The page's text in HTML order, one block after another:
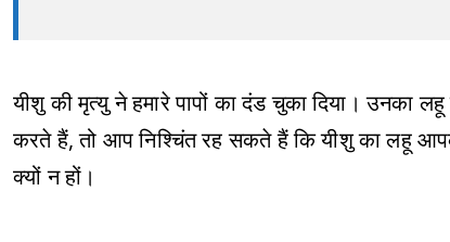
यीशु की मृत्यु ने हमारे पापों का दंड चुका दिया। उनका
करते हैं, तो आप निश्चिंत रह सकते हैं कि यीशु का लहू
क्यों न हों।